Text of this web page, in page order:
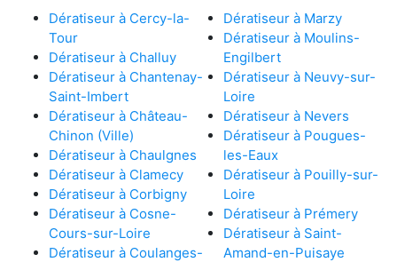
Dératiseur à Cercy-la-
Tour
Dératiseur à Challuy
Dératiseur à Chantenay-
Saint-Imbert
Dératiseur à Château-
Chinon (Ville)
Dératiseur à Chaulgnes
Dératiseur à Clamecy
Dératiseur à Corbigny
Dératiseur à Cosne-
Cours-sur-Loire
Dératiseur à Coulanges-
Dératiseur à Marzy
Dératiseur à Moulins-
Engilbert
Dératiseur à Neuvy-sur-
Loire
Dératiseur à Nevers
Dératiseur à Pougues-
les-Eaux
Dératiseur à Pouilly-sur-
Loire
Dératiseur à Prémery
Dératiseur à Saint-
Amand-en-Puisaye